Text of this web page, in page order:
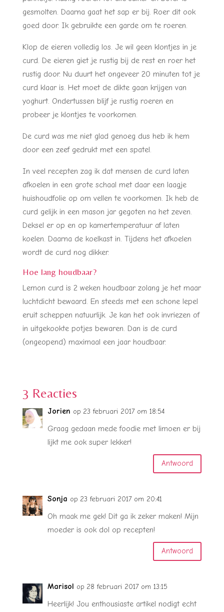
gesmolten. Daarna gaat het sap er bij. Roer dit ook
goed door. Ik gebruikte een garde om te roeren.
Klop de eieren volledig los. Je wil geen klontjes in je
curd. De eieren giet je rustig bij de rest en roer het
rustig door. Nu duurt het ongeveer 20 minuten tot je
curd klaar is. Het moet de dikte gaan krijgen van
yoghurt. Ondertussen blijf je rustig roeren en
probeer je klontjes te voorkomen.
De curd was me niet glad genoeg dus heb ik hem
door een zeef gedrukt met een spatel.
In veel recepten zag ik dat mensen de curd laten
afkoelen in een grote schaal met daar een laagje
huishoudfolie op om vellen te voorkomen. Ik heb de
curd gelijk in een mason jar gegoten na het zeven.
Deksel er op en op kamertemperatuur af laten
koelen. Daarna de koelkast in. Tijdens het afkoelen
wordt de curd nog dikker.
Hoe lang houdbaar?
Lemon curd is 2 weken houdbaar zolang je het maar
luchtdicht bewaard. En steeds met een schone lepel
eruit scheppen natuurlijk. Je kan het ook invriezen of
in uitgekookte potjes bewaren. Dan is de curd
(ongeopend) maximaal een jaar houdbaar.
3 Reacties
Jorien op 23 februari 2017 om 18:54
Graag gedaan mede foodie met limoen er bij
lijkt me ook super lekker!
Antwoord
Sonja op 23 februari 2017 om 20:41
Oh maak me gek! Dit ga ik zeker maken! Mijn
moeder is ook dol op recepten!
Antwoord
Marisol op 28 februari 2017 om 13:15
Heerlijk! Jou enthousiaste artikel nodigt echt